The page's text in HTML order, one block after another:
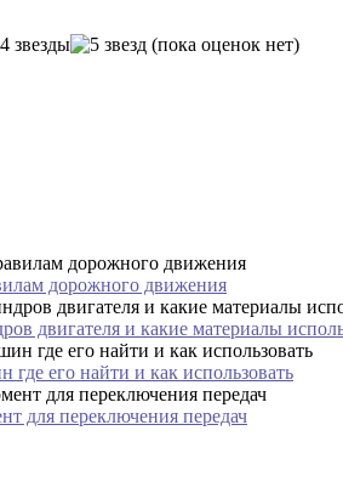
(пока оценок нет)
дорожного движения
двигателя и какие материалы
где его найти и как использовать
для переключения передач